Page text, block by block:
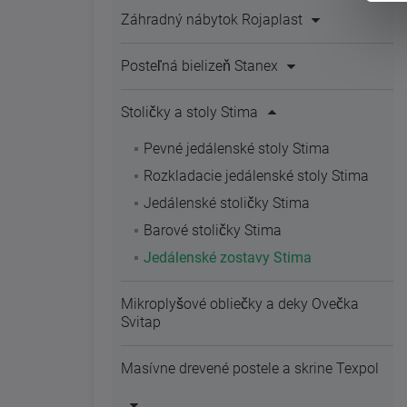
Záhradný nábytok Rojaplast
Posteľná bielizeň Stanex
Stoličky a stoly Stima
Pevné jedálenské stoly Stima
Rozkladacie jedálenské stoly Stima
Jedálenské stoličky Stima
Barové stoličky Stima
Jedálenské zostavy Stima
Mikroplyšové obliečky a deky Ovečka
Svitap
Masívne drevené postele a skrine Texpol